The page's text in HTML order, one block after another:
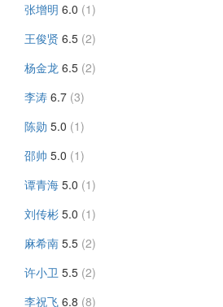
张增明 6.0 (1)
王俊贤 6.5 (2)
杨金龙 6.5 (2)
李涛 6.7 (3)
陈勋 5.0 (1)
邵帅 5.0 (1)
谭青海 5.0 (1)
刘传彬 5.0 (1)
麻希南 5.5 (2)
许小卫 5.5 (2)
李祝飞 6.8 (8)